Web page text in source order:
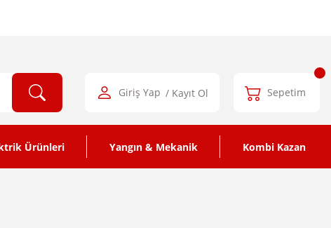
Giriş Yap / Kayıt Ol Sepetim
Ürünleri Yangın & Mekanik Kombi Kazan